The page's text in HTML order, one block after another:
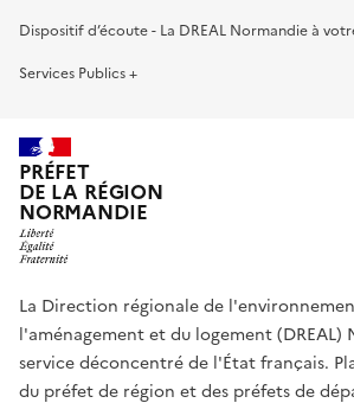
Dispositif d’écoute - La DREAL Normandie à
Services Publics +
PRÉFET
DE LA RÉGION
NORMANDIE
La Direction régionale de
l'aménagement et du logement (DREAL)
service déconcentré de l'État français.
du préfet de région et des préfets de